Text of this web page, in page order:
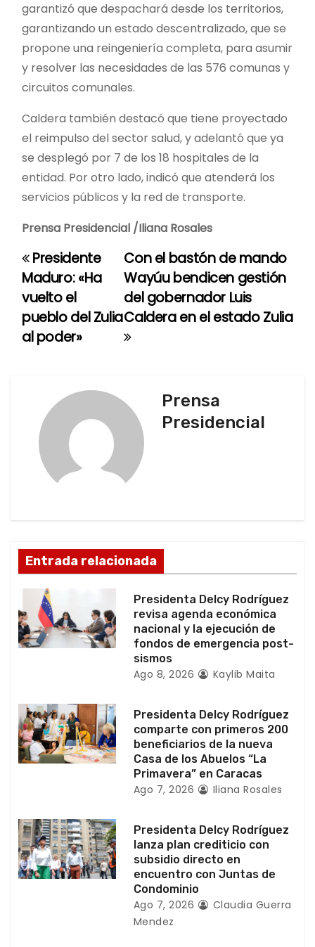
garantizó que despachará desde los territorios,
garantizando un estado descentralizado, que se
propone una reingeniería completa, para asumir
y resolver las necesidades de las 576 comunas y
circuitos comunales.
Caldera también destacó que tiene proyectado
el reimpulso del sector salud, y adelantó que ya
se desplegó por 7 de los 18 hospitales de la
entidad. Por otro lado, indicó que atenderá los
servicios públicos y la red de transporte.
Prensa Presidencial /Iliana Rosales
N
a
v
d
e
e
n
r
a
d
s
Con el bastón de mando
Wayúu bendicen gestión
del gobernador Luis
Caldera en el estado Zulia
Presidente
Maduro: «Ha
vuelto el
pueblo del Zulia
al poder»
Prensa
Presidencial
Entrada relacionada
Presidenta Delcy Rodríguez
revisa agenda económica
nacional y la ejecución de
fondos de emergencia post-
sismos
Ago 8, 2026 Kaylib Maita
Presidenta Delcy Rodríguez
comparte con primeros 200
beneficiarios de la nueva
Casa de los Abuelos “La
Primavera” en Caracas
Ago 7, 2026 Iliana Rosales
Presidenta Delcy Rodríguez
lanza plan crediticio con
subsidio directo en
encuentro con Juntas de
Condominio
Ago 7, 2026
Claudia Guerra
Mendez